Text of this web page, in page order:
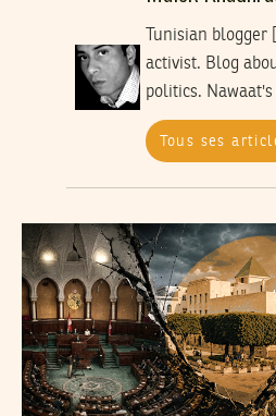
Tunisian blogger [
activist. Blog
politics.
Tous ses